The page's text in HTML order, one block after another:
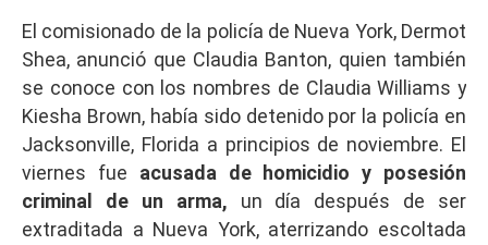
El comisionado de la policía de Nueva York, Dermot
Shea, anunció que Claudia Banton, quien también
se conoce con los nombres de Claudia Williams y
Kiesha Brown, había sido detenido por la policía en
Jacksonville, Florida a principios de noviembre. El
viernes fue acusada de homicidio y posesión
criminal de un arma, un día después de ser
extraditada a Nueva York, aterrizando escoltada